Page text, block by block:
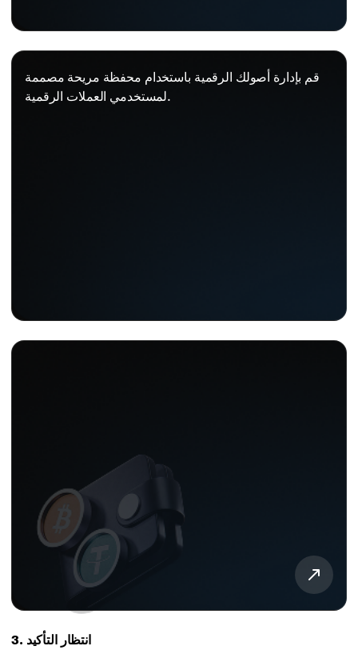
قم بإدارة أصولك الرقمية باستخدام محفظة مريحة مصممة
لمستخدمي العملات الرقمية.
3. انتظار التأكيد